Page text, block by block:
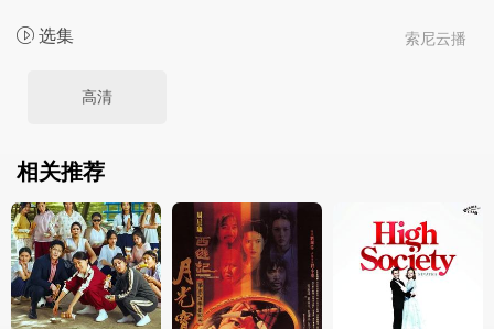
索尼云播
选集
高清
相关推荐